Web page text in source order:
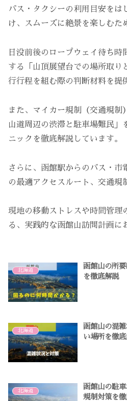
バス・タクシーの利用目安をは
け、スムーズに絶景を楽しむた
日没前後のロープウェイ待ち時
する「山頂展望台での場所取り
行行程を組む際の判断材料を提
また、マイカー規制（交通規制
山道周辺の渋滞と駐車場難民」
ニックを徹底解説しています。
さらに、函館駅からのバス・市
の最適アクセスルート、交通規
現地の移動ストレスや時間管理
る、実践的な函館山訪問計画に
北海道
函館山の所
を徹底解説
北海道
函館山の混
い場所を徹
北海道
函館山の駐
規制対策を